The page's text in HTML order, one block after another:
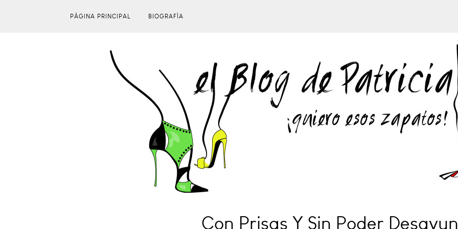
PÁGINA PRINCIPAL BIOGRAFÍA
Con Prisas Y Sin Poder